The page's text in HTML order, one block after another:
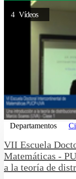
4 Vídeos
Departamentos
VII Escuela
Matemáticas -
a la teoría de